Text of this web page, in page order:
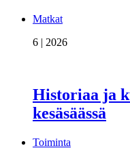
Matkat
6 | 2026
Historiaa ja
kesäsäässä
Toiminta